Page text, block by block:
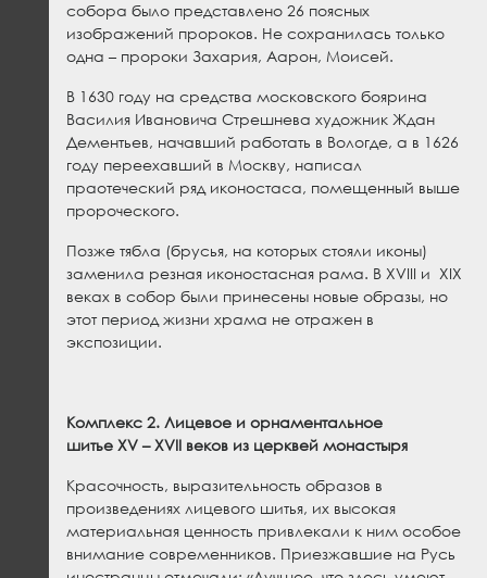
собора было представлено 26 поясных
изображений пророков. Не сохранилась только
одна – пророки Захария, Аарон, Моисей.
В 1630 году на средства московского боярина
Василия Ивановича Стрешнева художник Ждан
Дементьев, начавший работать в Вологде, а в 1626
году переехавший в Москву, написал
праотеческий ряд иконостаса, помещенный выше
пророческого.
Позже тябла (брусья, на которых стояли иконы)
заменила резная иконостасная рама. В XVIII и XIX
веках в собор были принесены новые образы, но
этот период жизни храма не отражен в
экспозиции.
Комплекс 2. Лицевое и орнаментальное
шитье XV –XVII веков из церквей монастыря
Красочность, выразительность образов в
произведениях лицевого шитья, их высокая
материальная ценность привлекали к ним особое
внимание современников. Приезжавшие на Русь